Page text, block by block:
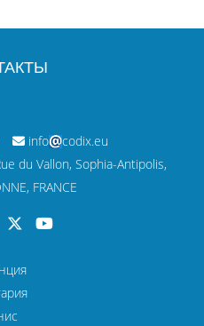
info
codix.eu
du Vallon, Sophia-Antipolis,
FRANCE